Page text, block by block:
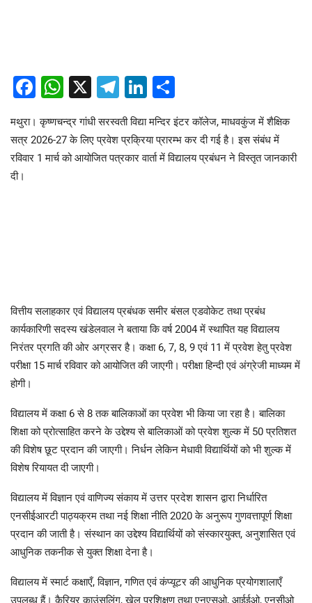
Facebook
WhatsApp
X Telegram
LinkedIn
मथुरा। कृष्णचन्द्र गांधी सरस्वती विद्या मन्दिर इंटर कॉलेज, माधवकुंज में शैक्षिक
सत्र 2026-27 के लिए प्रवेश प्रक्रिया प्रारम्भ कर दी गई है। इस संबंध में
रविवार 1 मार्च को आयोजित पत्रकार वार्ता में विद्यालय प्रबंधन ने विस्तृत जानकारी
दी।
वित्तीय सलाहकार एवं विद्यालय प्रबंधक समीर बंसल एडवोकेट तथा प्रबंध
कार्यकारिणी सदस्य खंडेलवाल ने बताया कि वर्ष 2004 में स्थापित यह विद्यालय
निरंतर प्रगति की ओर अग्रसर है। कक्षा 6, 7, 8, 9 एवं 11 में प्रवेश हेतु प्रवेश
परीक्षा 15 मार्च रविवार को आयोजित की जाएगी। परीक्षा हिन्दी एवं अंग्रेजी माध्यम में
होगी।
विद्यालय में कक्षा 6 से 8 तक बालिकाओं का प्रवेश भी किया जा रहा है। बालिका
शिक्षा को प्रोत्साहित करने के उद्देश्य से बालिकाओं को प्रवेश शुल्क में 50 प्रतिशत
की विशेष छूट प्रदान की जाएगी। निर्धन लेकिन मेधावी विद्यार्थियों को भी शुल्क में
विशेष रियायत दी जाएगी।
विद्यालय में विज्ञान एवं वाणिज्य संकाय में उत्तर प्रदेश शासन द्वारा निर्धारित
एनसीईआरटी पाठ्यक्रम तथा नई शिक्षा नीति 2020 के अनुरूप गुणवत्तापूर्ण शिक्षा
प्रदान की जाती है। संस्थान का उद्देश्य विद्यार्थियों को संस्कारयुक्त, अनुशासित एवं
आधुनिक तकनीक से युक्त शिक्षा देना है।
विद्यालय में स्मार्ट कक्षाएँ, विज्ञान, गणित एवं कंप्यूटर की आधुनिक प्रयोगशालाएँ
उपलब्ध हैं। कैरियर काउंसलिंग, खेल प्रशिक्षण तथा एनएसओ, आईईओ, एनसीओ